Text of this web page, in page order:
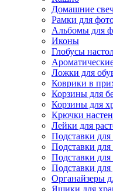
Домашние
Рамки для
Альбомы для
Иконы
Глобусы
Ложки для
Коврики в
Корзины для
Корзины для
Крючки
Лейки для
Подставки для
Подставки для
Подставки для
Подставки
Органайзеры
Ящики для